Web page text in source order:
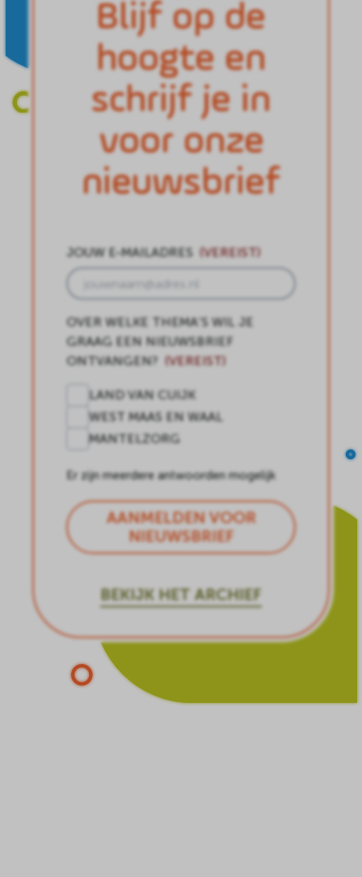
Blijf op de
hoogte en
schrijf je in
voor onze
nieuwsbrief
JOUW E-MAILADRES (VEREIST)
OVER WELKE THEMA’S WIL JE
GRAAG EEN NIEUWSBRIEF
ONTVANGEN? (VEREIST)
LAND VAN CUIJK
WEST MAAS EN WAAL
MANTELZORG
Er zijn meerdere antwoorden mogelijk
AANMELDEN VOOR
NIEUWSBRIEF
BEKIJK HET ARCHIEF